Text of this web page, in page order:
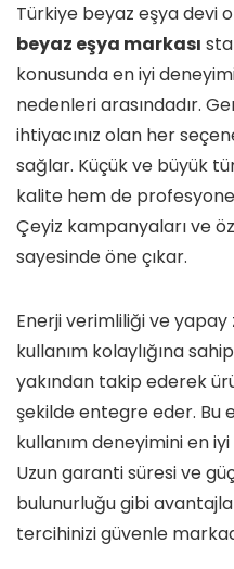
Türkiye beyaz eşya devi
beyaz eşya markası
konusunda en iyi
nedenleri arasındadır.
ihtiyacınız olan her
sağlar. Küçük ve büyük
kalite hem de
Çeyiz kampanyaları ve
sayesinde öne çıkar.
Enerji verimliliği ve
kullanım kolaylığına
yakından takip ederek
şekilde entegre eder. Bu
kullanım deneyimini en
Uzun garanti süresi ve
bulunurluğu gibi
tercihinizi güvenle